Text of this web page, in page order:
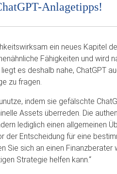
Anlagetipps!
ein neues Kapitel
Fähigkeiten und wird
es deshalb nahe, ChatGPT
zu fragen.
indem sie gefälschte
Assets überreden. Die
lediglich einen allgemeinen
der Entscheidung für eine
Sie sich an einen
Strategie helfen kann.“